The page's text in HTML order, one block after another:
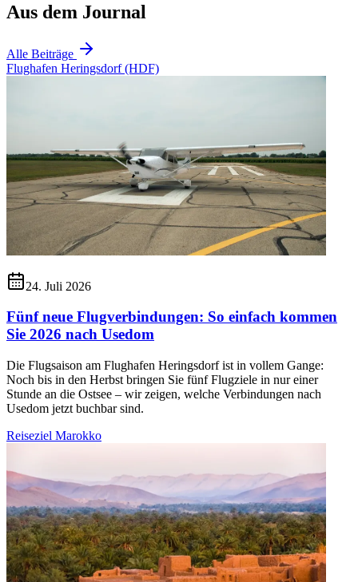
Aus dem Journal
Alle Beiträge
Flughafen Heringsdorf (HDF)
24. Juli 2026
Fünf neue Flugverbindungen: So einfach kommen
Sie 2026 nach Usedom
Die Flugsaison am Flughafen Heringsdorf ist in vollem Gange:
Noch bis in den Herbst bringen Sie fünf Flugziele in nur einer
Stunde an die Ostsee – wir zeigen, welche Verbindungen nach
Usedom jetzt buchbar sind.
Reiseziel Marokko